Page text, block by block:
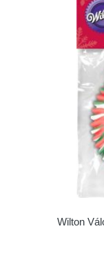
Wilton